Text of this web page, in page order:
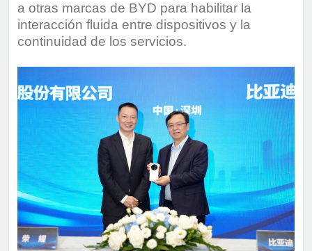
a otras marcas de BYD para habilitar la
interacción fluida entre dispositivos y la
continuidad de los servicios.